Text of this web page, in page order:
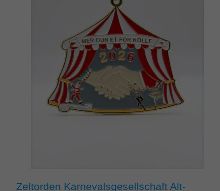
Zeltorden Karnevalsgesellschaft Alt-